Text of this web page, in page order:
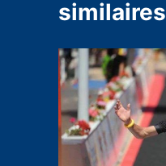
similaires